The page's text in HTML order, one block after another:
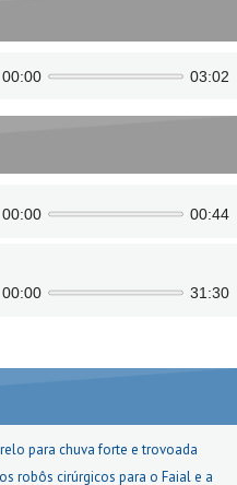
00:00 03:02
00:00 00:44
00:00 31:30
para chuva forte e trovoada
robôs cirúrgicos para o Faial e a